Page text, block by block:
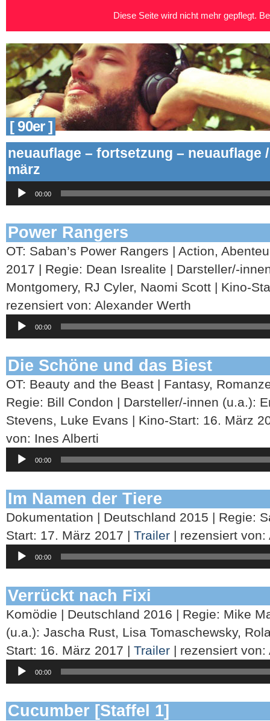
[ 90er ]
neuauflage – fortsetzung – neuauflage
märz
Player
00:00
Power Rangers
OT: Saban’s Power Rangers | Action,
2017 | Regie: Dean Isrealite | Darsteller/-
Montgomery, RJ Cyler, Naomi Scott | Kino-
rezensiert von: Alexander Werth
Player
00:00
Die Schöne und das Biest
OT: Beauty and the Beast | Fantasy,
Regie: Bill Condon | Darsteller/-innen (u.a.):
Stevens, Luke Evans | Kino-Start: 16. März
von: Ines Alberti
Player
00:00
Im Namen der Tiere
Dokumentation | Deutschland 2015 | Regie:
Start: 17. März 2017 | Trailer | rezensiert von:
Player
00:00
Verrückt nach Fixi
Komödie | Deutschland 2016 | Regie: Mike
(u.a.): Jascha Rust, Lisa Tomaschewsky,
Start: 16. März 2017 | Trailer | rezensiert von:
Player
00:00
Cucumber [Staffel 1]
Diese Seite wird nicht mehr gepflegt.